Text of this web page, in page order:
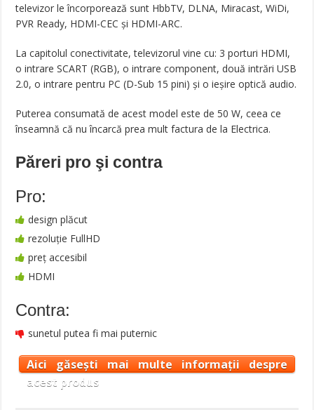
televizor le încorporează sunt HbbTV, DLNA, Miracast, WiDi,
PVR Ready, HDMI-CEC și HDMI-ARC.
La capitolul conectivitate, televizorul vine cu: 3 porturi HDMI,
o intrare SCART (RGB), o intrare component, două intrări USB
2.0, o intrare pentru PC (D-Sub 15 pini) și o ieșire optică audio.
Puterea consumată de acest model este de 50 W, ceea ce
înseamnă că nu încarcă prea mult factura de la Electrica.
Păreri pro şi contra
Pro:
design plăcut
rezoluţie FullHD
preţ accesibil
HDMI
Contra:
sunetul putea fi mai puternic
Aici găsești mai multe informații despre
acest produs